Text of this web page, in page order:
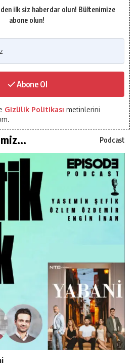
ilk siz haberdar olun! Bültenimize
abone olun!
Abone Ol
Gizlilik Politikası metinlerini
Podcast